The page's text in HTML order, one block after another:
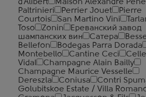
d'Alibert
Maison Alexandre
Paltrinieri
Perrier Jouet
Pierre
Courtois
San Martino Vini
Toso
Zonin
Ереванский завод
шампанских вин
Сатера
Bellefon
Bodegas Parra Dorada
Montebello
Cantine Ceci
Vidal
Champagne Alain Bailly
Champagne Maurice Vesselle
Dereszla
Coniusa
Contri
Golubitskoe Estate / Villa